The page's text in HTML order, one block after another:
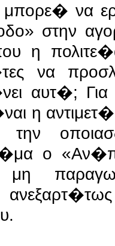
μπορε� να
στην
η
να
αυτ�;
η
την
ο
μη